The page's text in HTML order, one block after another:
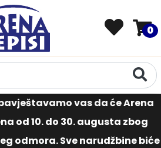
0
vas da će Arena
od 10. do 30. augusta zbog
odmora. Sve narudžbine biće